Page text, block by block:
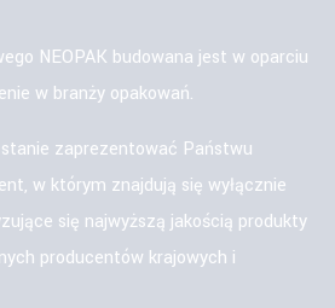
NEOPAK budowana jest w oparciu
w branży opakowań.
zaprezentować Państwu
w którym znajdują się wyłącznie
się najwyższą jakością produkty
producentów krajowych i